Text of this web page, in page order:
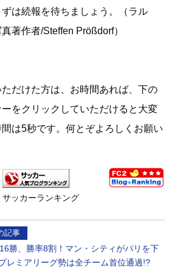
は続報を待ちましょう。（ラル
著作者/Steffen Prößdorf）
だけた方は、お時間あれば、下の
をクリックしていただけると大変
は5秒です。何とぞよろしくお願い
サッカーランキング
記事
勝、勝率8割！マン・シティがパリを下
レミアリーグ勢は全チーム首位通過!?